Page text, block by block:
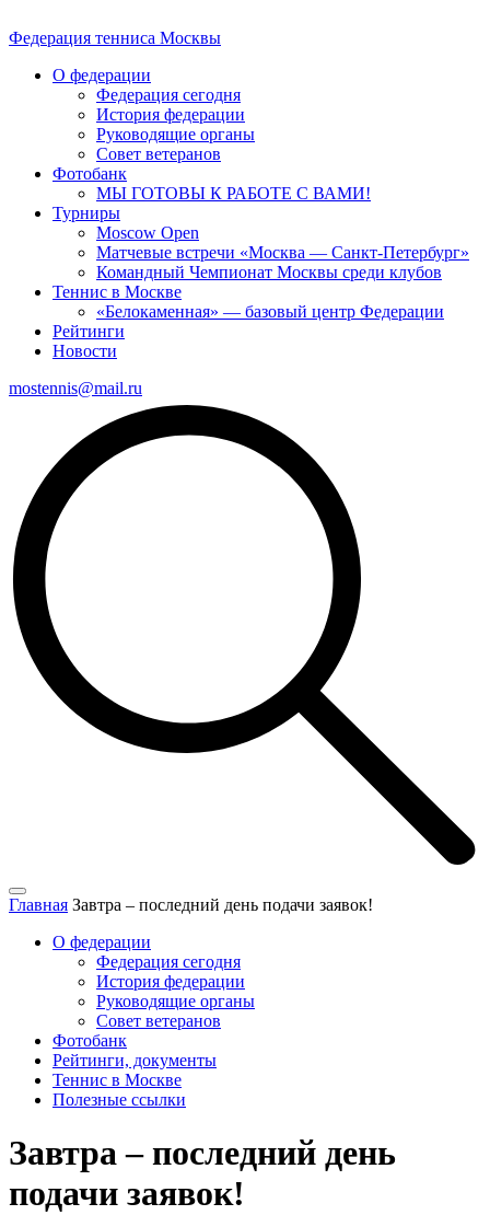
Федерация тенниса Москвы
О федерации
Федерация сегодня
История федерации
Руководящие органы
Совет ветеранов
Фотобанк
МЫ ГОТОВЫ К РАБОТЕ С ВАМИ!
Турниры
Moscow Open
Матчевые встречи «Москва — Санкт-Петербург»
Командный Чемпионат Москвы среди клубов
Теннис в Москве
«Белокаменная» — базовый центр Федерации
Рейтинги
Новости
mostennis@mail.ru
Главная Завтра – последний день подачи заявок!
О федерации
Федерация сегодня
История федерации
Руководящие органы
Совет ветеранов
Фотобанк
Рейтинги, документы
Теннис в Москве
Полезные ссылки
Завтра – последний день
подачи заявок!